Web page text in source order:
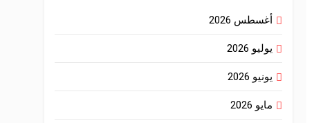
أغسطس 2026
يوليو 2026
يونيو 2026
مايو 2026